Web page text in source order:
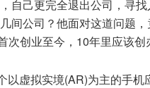
自己更完全退出公司，寻
间公司？他面对这道问题
次创业至今，10年里应该创
虚拟实境(AR)为主的手机